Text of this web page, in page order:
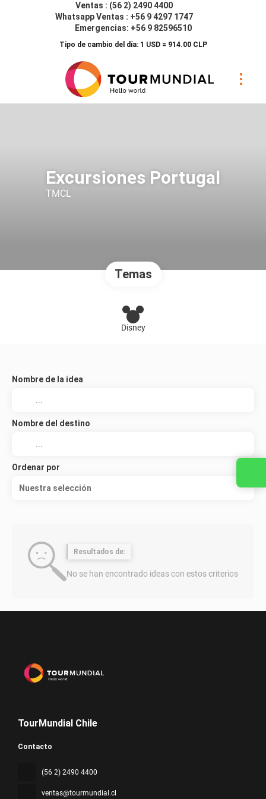
Ventas : (56 2) 2490 4400
Whatsapp Ventas : +56 9 4297 1747
Emergencias: +56 9 82596510
Tipo de cambio del día: 1 USD = 914.00 CLP
Excursiones Portugal
TMCL
Temas
Disney
Nombre de la idea
Nombre del destino
Ordenar por
Nuestra selección
Resultados de:
No se han encontrado ideas con estos criterios
TourMundial Chile
Contacto
(56 2) 2490 4400
ventas@tourmundial.cl